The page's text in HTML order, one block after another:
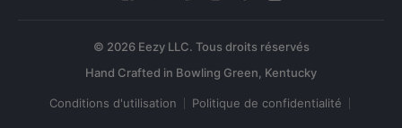
© 2026 Eezy LLC. Tous droits réservés
Conditions d'utilisation Politique de confidentialité